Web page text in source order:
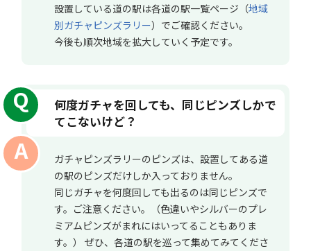
設置している道の駅は各道の駅一覧ページ（地域
別ガチャピンズラリー）でご確認ください。
今後も順次地域を拡大していく予定です。
何度ガチャを回しても、同じピンズしかで
てこないけど？
ガチャピンズラリーのピンズは、設置してある道
の駅のピンズだけしか入っておりません。
同じガチャを何度回しても出るのは同じピンズで
す。ご注意ください。（色違いやシルバーのプレ
ミアムピンズがまれにはいってることもありま
す。） ぜひ、各道の駅を巡って集めてみてくださ